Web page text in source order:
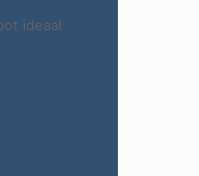
ideaal